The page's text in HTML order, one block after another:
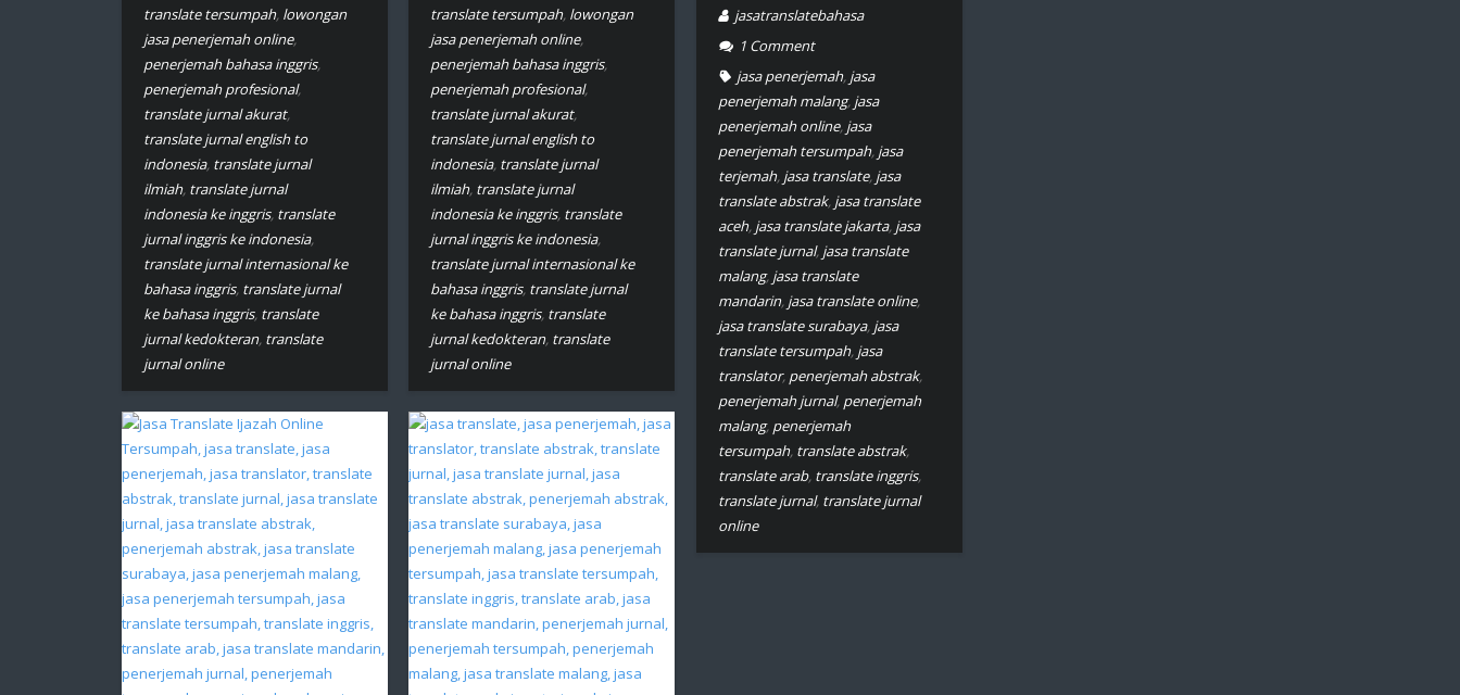
translate tersumpah, lowongan
jasa penerjemah online,
penerjemah bahasa inggris,
penerjemah profesional,
translate jurnal akurat,
translate jurnal english to
indonesia, translate jurnal
ilmiah, translate jurnal
indonesia ke inggris, translate
jurnal inggris ke indonesia,
translate jurnal internasional ke
bahasa inggris, translate jurnal
ke bahasa inggris, translate
jurnal kedokteran, translate
jurnal online
translate tersumpah, lowongan
jasa penerjemah online,
penerjemah bahasa inggris,
penerjemah profesional,
translate jurnal akurat,
translate jurnal english to
indonesia, translate jurnal
ilmiah, translate jurnal
indonesia ke inggris, translate
jurnal inggris ke indonesia,
translate jurnal internasional ke
bahasa inggris, translate jurnal
ke bahasa inggris, translate
jurnal kedokteran, translate
jurnal online
jasatranslatebahasa
1 Comment
jasa penerjemah, jasa
penerjemah malang, jasa
penerjemah online, jasa
penerjemah tersumpah, jasa
terjemah, jasa translate, jasa
translate abstrak, jasa translate
aceh, jasa translate jakarta, jasa
translate jurnal, jasa translate
malang, jasa translate
mandarin, jasa translate online,
jasa translate surabaya, jasa
translate tersumpah, jasa
translator, penerjemah abstrak,
penerjemah jurnal, penerjemah
malang, penerjemah
tersumpah, translate abstrak,
translate arab, translate inggris,
translate jurnal, translate jurnal
online